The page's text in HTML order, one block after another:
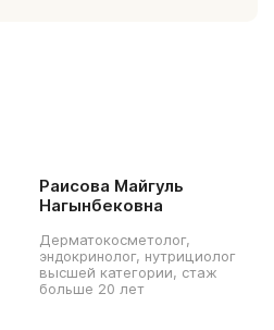
Раисова Майгуль
Нагынбековна
Дерматокосметолог,
эндокринолог, нутрициолог
высшей категории, стаж
больше 20 лет